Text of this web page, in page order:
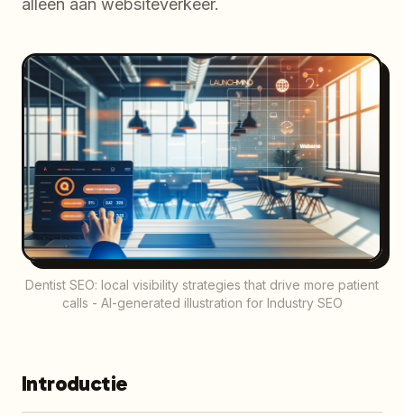
alleen aan websiteverkeer.
Dentist SEO: local visibility strategies that drive more patient
calls - AI-generated illustration for Industry SEO
Introductie